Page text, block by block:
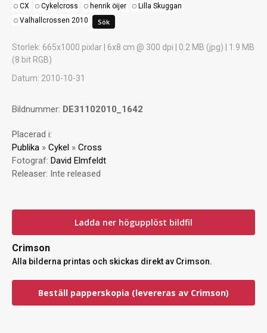
CX Cykelcross henrik öijer
Lilla Skuggan
Valhallcrossen 2010
Storlek: 665x1000 pixlar | 6x8 cm @ 300 dpi | 0.2 MB (jpg) | 1.9 MB
(8 bit RGB)
Datum: 2010-10-31
Bildnummer: DE31102010_1642
Placerad i:
Publika » Cykel » Cross
Fotograf: David Elmfeldt
Releaser: Inte released
Ladda ner högupplöst bildfil
Crimson
Alla bilderna printas och skickas direkt av Crimson.
Beställ papperskopia (levereras av Crimson)